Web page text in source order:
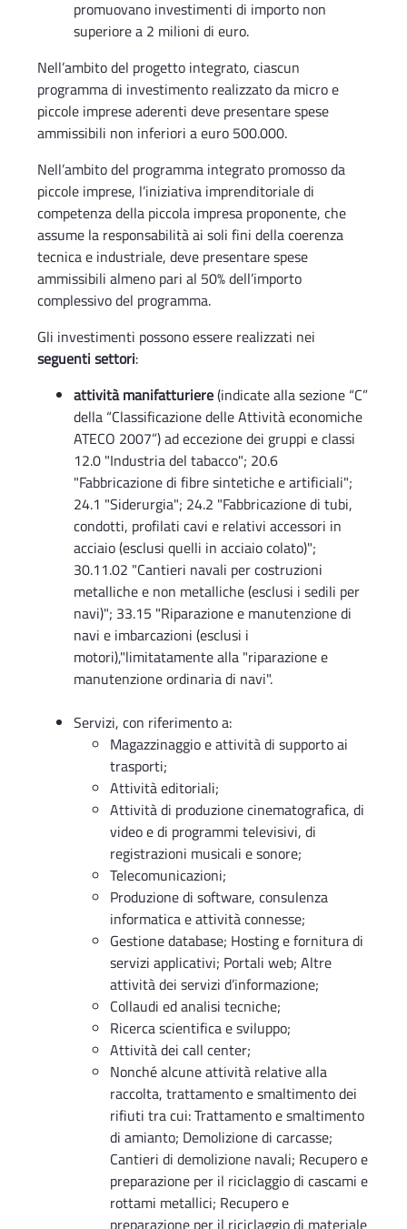
promuovano investimenti di importo non
superiore a 2 milioni di euro.
Nell’ambito del progetto integrato, ciascun
programma di investimento realizzato da micro e
piccole imprese aderenti deve presentare spese
ammissibili non inferiori a euro 500.000.
Nell’ambito del programma integrato promosso da
piccole imprese, l’iniziativa imprenditoriale di
competenza della piccola impresa proponente, che
assume la responsabilità ai soli fini della coerenza
tecnica e industriale, deve presentare spese
ammissibili almeno pari al 50% dell’importo
complessivo del programma.
Gli investimenti possono essere realizzati nei
seguenti settori:
attività manifatturiere(indicate alla sezione “C”
della “Classificazione delle Attività economiche
ATECO 2007”) ad eccezione dei gruppi e classi
12.0 "Industria del tabacco"; 20.6
"Fabbricazione di fibre sintetiche e artificiali";
24.1 "Siderurgia"; 24.2 "Fabbricazione di tubi,
condotti, profilati cavi e relativi accessori in
acciaio (esclusi quelli in acciaio colato)";
30.11.02 "Cantieri navali per costruzioni
metalliche e non metalliche (esclusi i sedili per
navi)"; 33.15 "Riparazione e manutenzione di
navi e imbarcazioni (esclusi i
motori),"limitatamente alla "riparazione e
manutenzione ordinaria di navi".
Servizi, con riferimento a:
Magazzinaggio e attività di supporto ai
trasporti;
Attività editoriali;
Attività di produzione cinematografica, di
video e di programmi televisivi, di
registrazioni musicali e sonore;
Telecomunicazioni;
Produzione di software, consulenza
informatica e attività connesse;
Gestione database; Hosting e fornitura di
servizi applicativi; Portali web; Altre
attività dei servizi d’informazione;
Collaudi ed analisi tecniche;
Ricerca scientifica e sviluppo;
Attività dei call center;
Nonché alcune attività relative alla
raccolta, trattamento e smaltimento dei
rifiuti tra cui: Trattamento e smaltimento
di amianto; Demolizione di carcasse;
Cantieri di demolizione navali; Recupero e
preparazione per il riciclaggio di cascami e
rottami metallici; Recupero e
preparazione per il riciclaggio di materiale